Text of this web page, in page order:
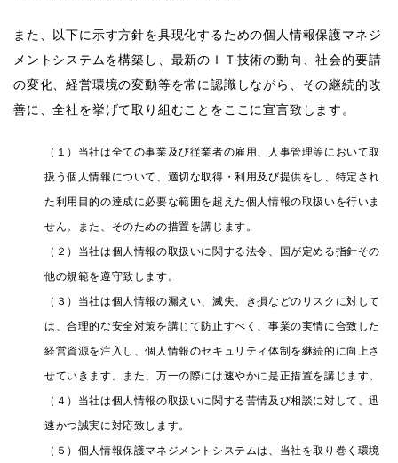
また、以下に示す方針を具現化するための個人情報保護マネジ
メントシステムを構築し、最新のＩＴ技術の動向、社会的要請
の変化、経営環境の変動等を常に認識しながら、その継続的改
善に、全社を挙げて取り組むことをここに宣言致します。
（１）当社は全ての事業及び従業者の雇用、人事管理等において取
扱う個人情報について、適切な取得・利用及び提供をし、特定され
た利用目的の達成に必要な範囲を超えた個人情報の取扱いを行いま
せん。また、そのための措置を講じます。
（２）当社は個人情報の取扱いに関する法令、国が定める指針その
他の規範を遵守致します。
（３）当社は個人情報の漏えい、滅失、き損などのリスクに対して
は、合理的な安全対策を講じて防止すべく、事業の実情に合致した
経営資源を注入し、個人情報のセキュリティ体制を継続的に向上さ
せていきます。また、万一の際には速やかに是正措置を講じます。
（４）当社は個人情報の取扱いに関する苦情及び相談に対して、迅
速かつ誠実に対応致します。
（５）個人情報保護マネジメントシステムは、当社を取り巻く環境